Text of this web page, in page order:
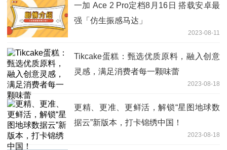
一加 Ace 2 Pro定档8月16日 搭载安卓最
强「仿生振感马达」
2023-08-11
Tikcake蛋糕：甄选优质原料，融入创意
灵感，满足消费者每一颗味蕾
2023-08-18
更精、更准、更鲜活，解锁“星图地球数
据云”新版本，打卡锦绣中国！
2023-08-18